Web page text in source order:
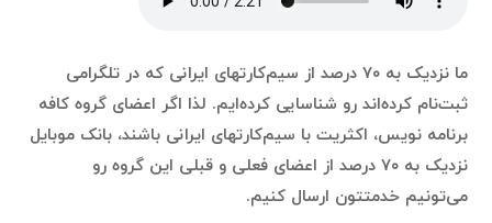
ما نزدیک به ۷۰ درصد از سیم‌کارتهای ایرانی که در تلگرامی
ثبت‌نام کرده‌اند رو شناسایی کرده‌ایم. لذا اگر اعضای گروه کافه
برنامه نویس، اکثریت با سیم‌کارتهای ایرانی باشند، بانک موبایل
نزدیک به ۷۰ درصد از اعضای فعلی و قبلی این گروه رو
می‌تونیم خدمتتون ارسال کنیم.